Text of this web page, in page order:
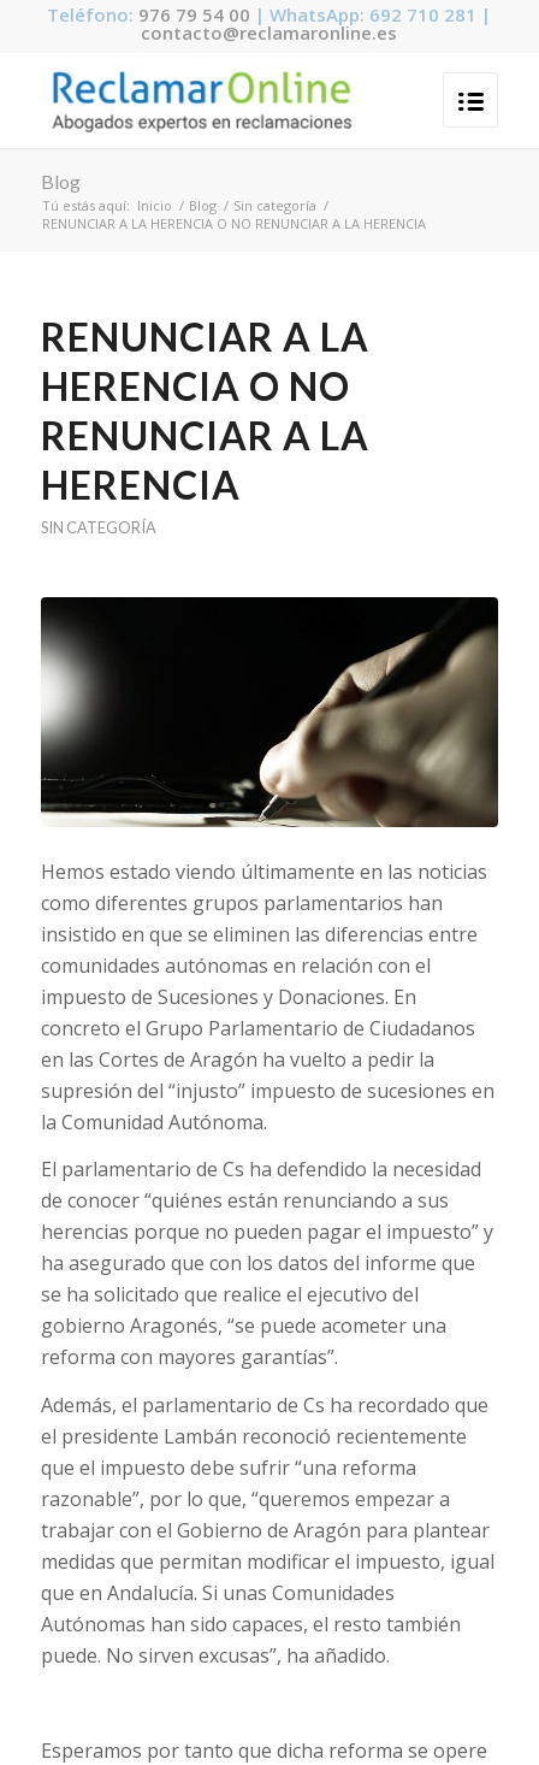
Teléfono: 976 79 54 00 | WhatsApp: 692 710 281 |
contacto@reclamaronline.es
Blog
Tú estás aquí: Inicio / Blog / Sin categoría /
RENUNCIAR A LA HERENCIA O NO RENUNCIAR A LA HERENCIA
RENUNCIAR A LA
HERENCIA O NO
RENUNCIAR A LA
HERENCIA
SIN CATEGORÍA
Hemos estado viendo últimamente en las noticias
como diferentes grupos parlamentarios han
insistido en que se eliminen las diferencias entre
comunidades autónomas en relación con el
impuesto de Sucesiones y Donaciones. En
concreto el Grupo Parlamentario de Ciudadanos
en las Cortes de Aragón ha vuelto a pedir la
supresión del “injusto” impuesto de sucesiones en
la Comunidad Autónoma.
El parlamentario de Cs ha defendido la necesidad
de conocer “quiénes están renunciando a sus
herencias porque no pueden pagar el impuesto” y
ha asegurado que con los datos del informe que
se ha solicitado que realice el ejecutivo del
gobierno Aragonés, “se puede acometer una
reforma con mayores garantías”.
Además, el parlamentario de Cs ha recordado que
el presidente Lambán reconoció recientemente
que el impuesto debe sufrir “una reforma
razonable”, por lo que, “queremos empezar a
trabajar con el Gobierno de Aragón para plantear
medidas que permitan modificar el impuesto, igual
que en Andalucía. Si unas Comunidades
Autónomas han sido capaces, el resto también
puede. No sirven excusas”, ha añadido.
Esperamos por tanto que dicha reforma se opere